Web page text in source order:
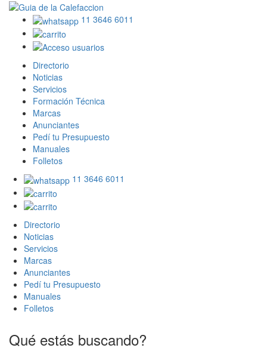
11 3646 6011
Directorio
Noticias
Servicios
Formación Técnica
Marcas
Anunciantes
Pedí tu Presupuesto
Manuales
Folletos
11 3646 6011
Directorio
Noticias
Servicios
Marcas
Anunciantes
Pedí tu Presupuesto
Manuales
Folletos
Qué estás buscando?